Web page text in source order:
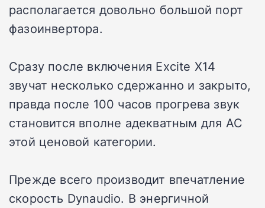
располагается довольно большой порт
фазоинвертора.
Сразу после включения Excite X14
звучат несколько сдержанно и закрыто,
правда после 100 часов прогрева звук
становится вполне адекватным для АС
этой ценовой категории.
Прежде всего производит впечатление
скорость Dynaudio. В энергичной